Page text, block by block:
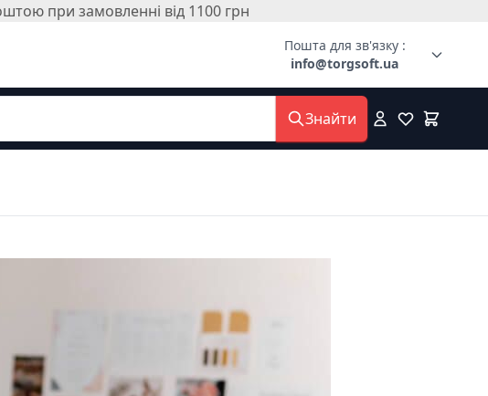
при замовленні від 1100 грн
Пошта для зв'язку :
info@torgsoft.ua
Знайти